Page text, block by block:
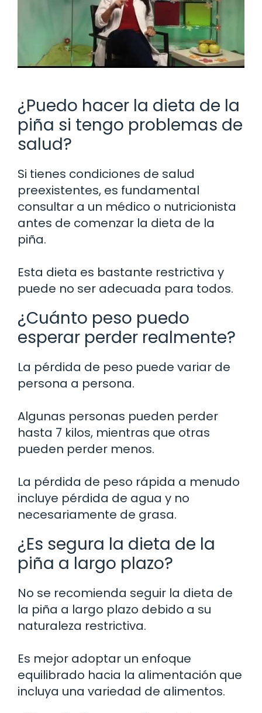
¿Puedo hacer la dieta de la
piña si tengo problemas de
salud?
Si tienes condiciones de salud
preexistentes, es fundamental
consultar a un médico o nutricionista
antes de comenzar la dieta de la
piña.
Esta dieta es bastante restrictiva y
puede no ser adecuada para todos.
¿Cuánto peso puedo
esperar perder realmente?
La pérdida de peso puede variar de
persona a persona.
Algunas personas pueden perder
hasta 7 kilos, mientras que otras
pueden perder menos.
La pérdida de peso rápida a menudo
incluye pérdida de agua y no
necesariamente de grasa.
¿Es segura la dieta de la
piña a largo plazo?
No se recomienda seguir la dieta de
la piña a largo plazo debido a su
naturaleza restrictiva.
Es mejor adoptar un enfoque
equilibrado hacia la alimentación que
incluya una variedad de alimentos.